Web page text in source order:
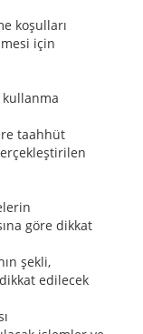
koşulları
için
taahhüt
göre dikkat
şekli,
edilecek